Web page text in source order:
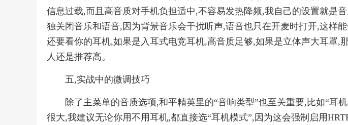
信息过载,而且高音质对手机负担适中,不容易发热降频,我自己的设置就是
独关闭音乐和语音,因为背景音乐会干扰听声,语音也只在开麦时打开,这样
还要看你的耳机,如果是入耳式电竞耳机,高音质足够,如果是立体声大耳罩,
人还是推荐高。
五,实战中的微调技巧
除了主菜单的音质选项,和平精英里的“音响类型”也至关重要,比如“耳
很大,我建议无论你用不用耳机,都直接选“耳机模式”,因为这会强制启用